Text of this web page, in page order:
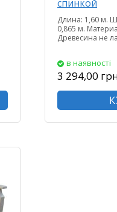
спинкой
Длина: 1,60 м.
0,865 м.
Древесина не
в наявності
3 294,00